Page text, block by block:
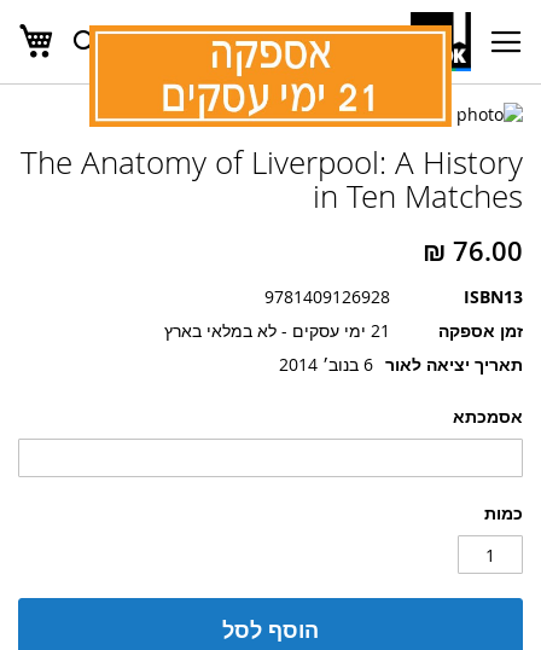
Skip
Content
חפש
אסמכתא
כמות
הוסף לסל
The Anatomy of Liverpool: A History
in Ten Matches
ISBN13
9781409126928
זמן אספקה
21 ימי עסקים - לא במלאי בארץ
תאריך יציאה לאור 6 בנוב׳ 2014
לדלג
של
גלריית
תמונות
להתחלה
של
גלריית